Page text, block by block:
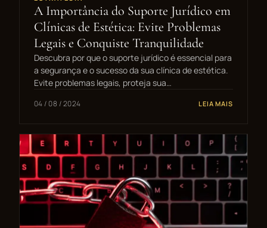
A Importância do Suporte Jurídico em
Clínicas de Estética: Evite Problemas
Legais e Conquiste Tranquilidade
Descubra por que o suporte jurídico é essencial para
a segurança e o sucesso da sua clínica de estética.
Evite problemas legais, proteja sua…
04 / 08 / 2024 LEIA MAIS